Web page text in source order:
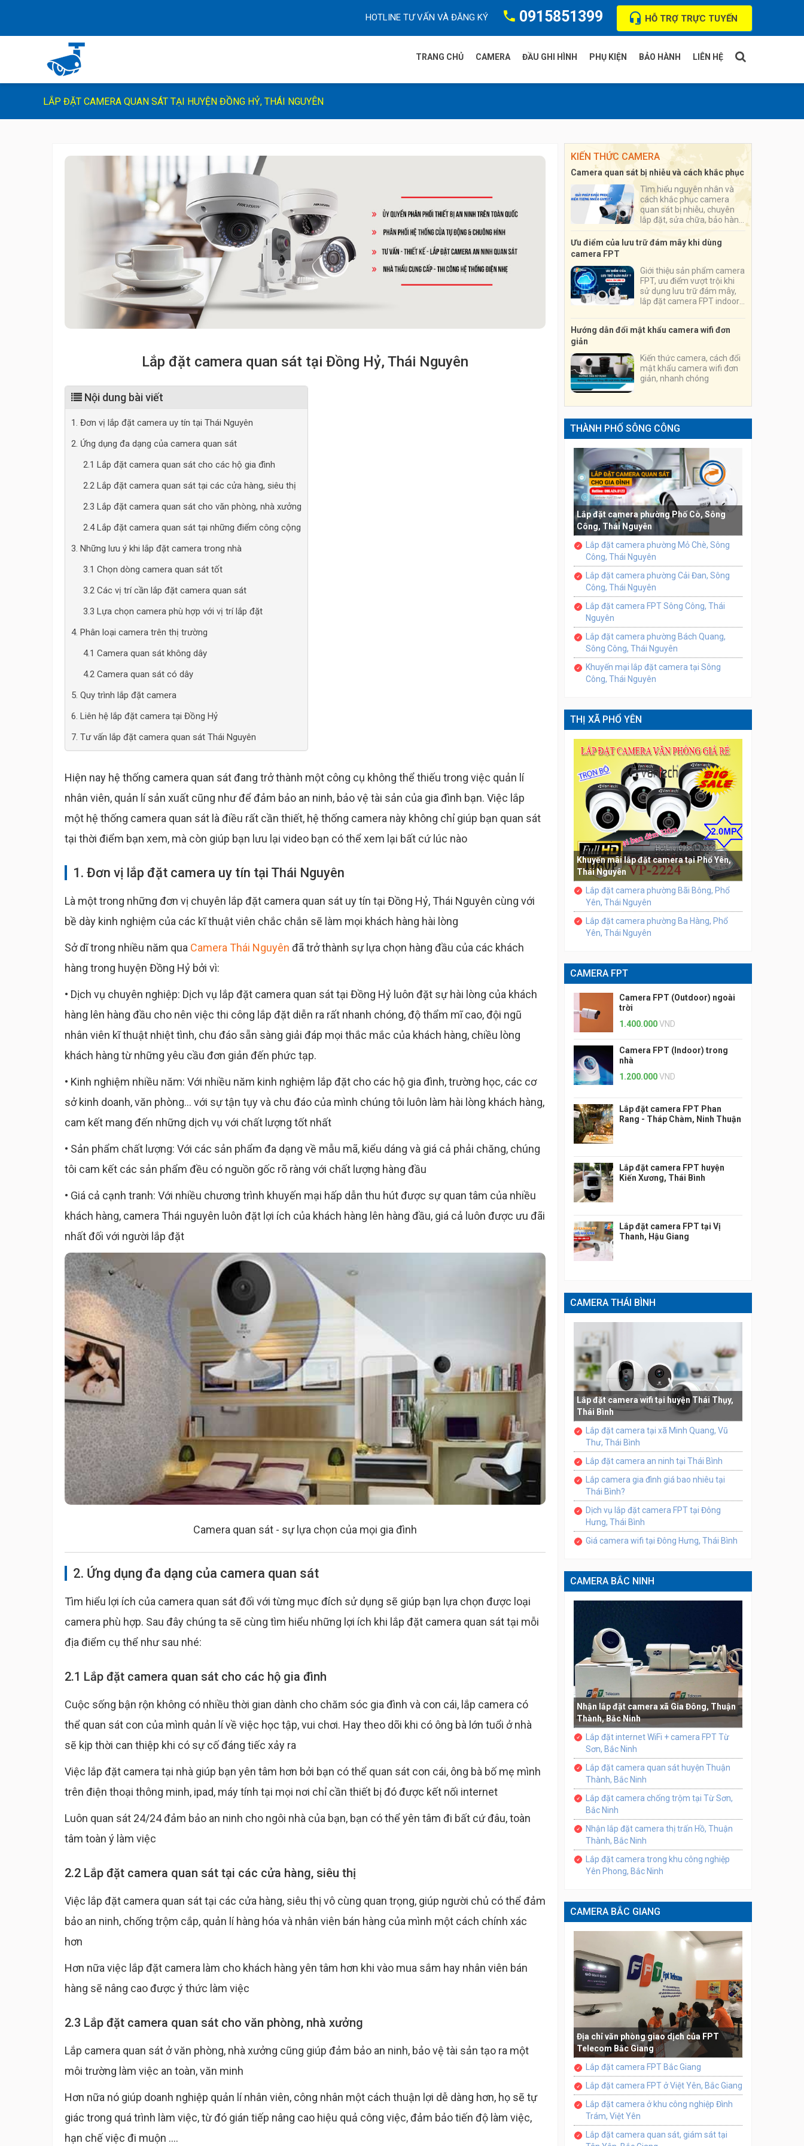
HOTLINE TƯ VẤN VÀ ĐĂNG KÝ 0915851399 HỖ TRỢ TRỰC TUYẾN
TRANG CHỦ CAMERA
Camera HIKvision
Camera WiFi
ĐẦU GHI HÌNH PHỤ KIỆN
Hộp kỹ thuật camera
Đầu nối tín hiệu jack BNC
BẢO HÀNH LIÊN HỆ
LẮP ĐẶT CAMERA QUAN SÁT TẠI HUYỆN ĐỒNG HỶ, THÁI NGUYÊN
Lắp đặt camera quan sát tại Đồng Hỷ, Thái Nguyên
Nội dung bài viết
1. Đơn vị lắp đặt camera uy tín tại Thái Nguyên
2. Ứng dụng đa dạng của camera quan sát
2.1 Lắp đặt camera quan sát cho các hộ gia đình
2.2 Lắp đặt camera quan sát tại các cửa hàng, siêu thị
2.3 Lắp đặt camera quan sát cho văn phòng, nhà xưởng
2.4 Lắp đặt camera quan sát tại những điểm công cộng
3. Những lưu ý khi lắp đặt camera trong nhà
3.1 Chọn dòng camera quan sát tốt
3.2 Các vị trí cần lắp đặt camera quan sát
3.3 Lựa chọn camera phù hợp với vị trí lắp đặt
4. Phân loại camera trên thị trường
4.1 Camera quan sát không dây
4.2 Camera quan sát có dây
5. Quy trình lắp đặt camera
6. Liên hệ lắp đặt camera tại Đồng Hỷ
7. Tư vấn lắp đặt camera quan sát Thái Nguyên
Hiện nay hệ thống camera quan sát đang trở thành một công cụ không thể thiếu trong việc quản lí
nhân viên, quản lí sản xuất cũng như để đảm bảo an ninh, bảo vệ tài sản của gia đình bạn. Việc lắp
một hệ thống camera quan sát là điều rất cần thiết, hệ thống camera này không chỉ giúp bạn quan sát
tại thời điểm bạn xem, mà còn giúp bạn lưu lại video bạn có thể xem lại bất cứ lúc nào
1. Đơn vị lắp đặt camera uy tín tại Thái Nguyên
Là một trong những đơn vị chuyên lắp đặt camera quan sát uy tín tại Đồng Hỷ, Thái Nguyên cùng với
bề dày kinh nghiệm của các kĩ thuật viên chắc chắn sẽ làm mọi khách hàng hài lòng
Sở dĩ trong nhiều năm qua Camera Thái Nguyên đã trở thành sự lựa chọn hàng đầu của các khách
hàng trong huyện Đồng Hỷ bởi vì:
• Dịch vụ chuyên nghiệp: Dịch vụ lắp đặt camera quan sát tại Đồng Hỷ luôn đặt sự hài lòng của khách
hàng lên hàng đầu cho nên việc thi công lắp đặt diễn ra rất nhanh chóng, độ thẩm mĩ cao, đội ngũ
nhân viên kĩ thuật nhiệt tình, chu đáo sẵn sàng giải đáp mọi thắc mắc của khách hàng, chiều lòng
khách hàng từ những yêu cầu đơn giản đến phức tạp.
• Kinh nghiệm nhiều năm: Với nhiều năm kinh nghiệm lắp đặt cho các hộ gia đình, trường học, các cơ
sở kinh doanh, văn phòng... với sự tận tụy và chu đáo của mình chúng tôi luôn làm hài lòng khách hàng,
cam kết mang đến những dịch vụ với chất lượng tốt nhất
• Sản phẩm chất lượng: Với các sản phẩm đa dạng về mẫu mã, kiểu dáng và giá cả phải chăng, chúng
tôi cam kết các sản phẩm đều có nguồn gốc rõ ràng với chất lượng hàng đầu
• Giá cả cạnh tranh: Với nhiều chương trình khuyến mại hấp dẫn thu hút được sự quan tâm của nhiều
khách hàng, camera Thái nguyên luôn đặt lợi ích của khách hàng lên hàng đầu, giá cả luôn được ưu đãi
nhất đối với người lắp đặt
Camera quan sát - sự lựa chọn của mọi gia đình
2. Ứng dụng đa dạng của camera quan sát
Tìm hiểu lợi ích của camera quan sát đối với từng mục đích sử dụng sẽ giúp bạn lựa chọn được loại
camera phù hợp. Sau đây chúng ta sẽ cùng tìm hiểu những lợi ích khi lắp đặt camera quan sát tại mỗi
địa điểm cụ thể như sau nhé:
2.1 Lắp đặt camera quan sát cho các hộ gia đình
Cuộc sống bận rộn không có nhiều thời gian dành cho chăm sóc gia đình và con cái, lắp camera có
thể quan sát con của mình quản lí về việc học tập, vui chơi. Hay theo dõi khi có ông bà lớn tuổi ở nhà
sẽ kịp thời can thiệp khi có sự cố đáng tiếc xảy ra
Việc lắp đặt camera tại nhà giúp bạn yên tâm hơn bởi bạn có thể quan sát con cái, ông bà bố mẹ mình
trên điện thoại thông minh, ipad, máy tính tại mọi nơi chỉ cần thiết bị đó được kết nối internet
Luôn quan sát 24/24 đảm bảo an ninh cho ngôi nhà của bạn, bạn có thể yên tâm đi bất cứ đâu, toàn
tâm toàn ý làm việc
2.2 Lắp đặt camera quan sát tại các cửa hàng, siêu thị
Việc lắp đặt camera quan sát tại các cửa hàng, siêu thị vô cùng quan trọng, giúp người chủ có thể đảm
bảo an ninh, chống trộm cắp, quản lí hàng hóa và nhân viên bán hàng của mình một cách chính xác
hơn
Hơn nữa việc lắp đặt camera làm cho khách hàng yên tâm hơn khi vào mua sắm hay nhân viên bán
hàng sẽ nâng cao được ý thức làm việc
2.3 Lắp đặt camera quan sát cho văn phòng, nhà xưởng
Lắp camera quan sát ở văn phòng, nhà xưởng cũng giúp đảm bảo an ninh, bảo vệ tài sản tạo ra một
môi trường làm việc an toàn, văn minh
Hơn nữa nó giúp doanh nghiệp quản lí nhân viên, công nhân một cách thuận lợi dễ dàng hơn, họ sẽ tự
giác trong quá trình làm việc, từ đó gián tiếp nâng cao hiệu quả công việc, đảm bảo tiến độ làm việc,
hạn chế việc đi muộn ....
KIẾN THỨC CAMERA
Camera quan sát bị nhiễu và cách khắc phục
Tìm hiểu nguyên nhân và
cách khắc phục camera
quan sát bị nhiễu, chuyên
lắp đặt, sửa chữa, bảo hành
nhân, hộ gia đình, cửa hàng,
doanh nghiệp
Ưu điểm của lưu trữ đám mây khi dùng
camera FPT
Giới thiệu sản phẩm camera
FPT, ưu điểm vượt trội khi
sử dụng lưu trữ đám mây,
lắp đặt camera FPT indoor,
Hướng dẫn đổi mật khẩu camera wifi đơn
giản
Kiến thức camera, cách đổi
mật khẩu camera wifi đơn
giản, nhanh chóng
THÀNH PHỐ SÔNG CÔNG
Lắp đặt camera phường Phố Cò, Sông
Công, Thái Nguyên
Lắp đặt camera phường Mỏ Chè, Sông
Công, Thái Nguyên
Lắp đặt camera phường Cải Đan, Sông
Công, Thái Nguyên
Lắp đặt camera FPT Sông Công, Thái
Nguyên
Lắp đặt camera phường Bách Quang,
Sông Công, Thái Nguyên
Khuyến mại lắp đặt camera tại Sông
Công, Thái Nguyên
THỊ XÃ PHỔ YÊN
Khuyến mãi lắp đặt camera tại Phổ Yên,
Thái Nguyên
Lắp đặt camera phường Bãi Bông, Phổ
Yên, Thái Nguyên
Lắp đặt camera phường Ba Hàng, Phổ
Yên, Thái Nguyên
CAMERA FPT
Camera FPT (Outdoor) ngoài
trời
1.400.000VND
Camera FPT (Indoor) trong
nhà
1.200.000VND
Lắp đặt camera FPT Phan
Rang - Tháp Chàm, Ninh Thuận
Lắp đặt camera FPT huyện
Kiến Xương, Thái Bình
Lắp đặt camera FPT tại Vị
Thanh, Hậu Giang
CAMERA THÁI BÌNH
Lắp đặt camera wifi tại huyện Thái Thụy,
Thái Bình
Lắp đặt camera tại xã Minh Quang, Vũ
Thư, Thái Bình
Lắp đặt camera an ninh tại Thái Bình
Lắp camera gia đình giá bao nhiêu tại
Thái Bình?
Dịch vụ lắp đặt camera FPT tại Đông
Hưng, Thái Bình
Giá camera wifi tại Đông Hưng, Thái Bình
CAMERA BẮC NINH
Nhận lắp đặt camera xã Gia Đông, Thuận
Thành, Bắc Ninh
Lắp đặt internet WiFi + camera FPT Từ
Sơn, Bắc Ninh
Lắp đặt camera quan sát huyện Thuận
Thành, Bắc Ninh
Lắp đặt camera chống trộm tại Từ Sơn,
Bắc Ninh
Nhận lắp đặt camera thị trấn Hồ, Thuận
Thành, Bắc Ninh
Lắp đặt camera trong khu công nghiệp
Yên Phong, Bắc Ninh
CAMERA BẮC GIANG
Địa chỉ văn phòng giao dịch của FPT
Telecom Bắc Giang
Lắp đặt camera FPT Bắc Giang
Lắp đặt camera FPT ở Việt Yên, Bắc Giang
Lắp đặt camera ở khu công nghiệp Đình
Trám, Việt Yên
Lắp đặt camera quan sát, giám sát tại